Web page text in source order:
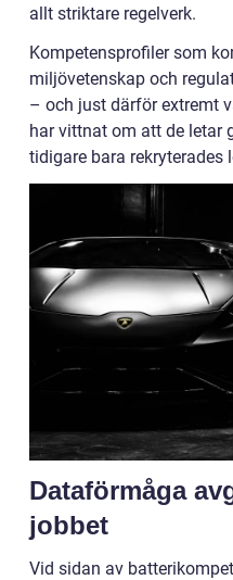
allt striktare regelverk.
Kompetensprofiler som
miljövetenskap och
– och just därför extremt
har vittnat om att de letar
tidigare bara rekryterades
Dataförmåga
jobbet
Vid sidan av